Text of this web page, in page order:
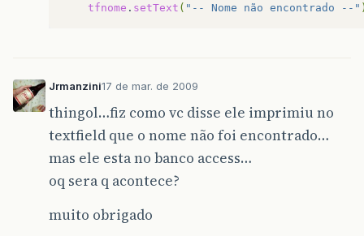
tfnome . setText ( "-- Nome não encontrado --"
Jrmanzini17 de mar. de 2009
thingol…fiz como vc disse ele imprimiu no
textfield que o nome não foi encontrado…
mas ele esta no banco access…
oq sera q acontece?
muito obrigado